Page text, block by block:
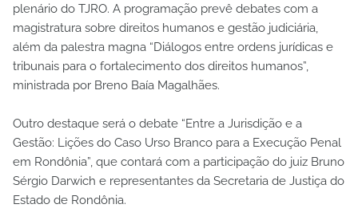
plenário do TJRO. A programação prevê debates com a
magistratura sobre direitos humanos e gestão judiciária,
além da palestra magna “Diálogos entre ordens jurídicas e
tribunais para o fortalecimento dos direitos humanos”,
ministrada por Breno Baía Magalhães.
Outro destaque será o debate “Entre a Jurisdição e a
Gestão: Lições do Caso Urso Branco para a Execução Penal
em Rondônia”, que contará com a participação do juiz Bruno
Sérgio Darwich e representantes da Secretaria de Justiça do
Estado de Rondônia.